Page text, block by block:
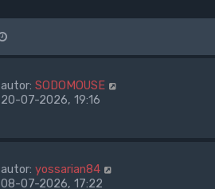
autor: SODOMOUSE
20-07-2026, 19:16
autor: yossarian84
08-07-2026, 17:22